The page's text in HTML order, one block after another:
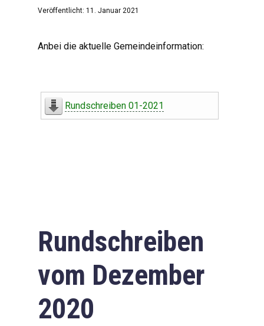
Veröffentlicht: 11. Januar 2021
Anbei die aktuelle Gemeindeinformation:
Rundschreiben 01-2021
Rundschreiben
vom Dezember
2020